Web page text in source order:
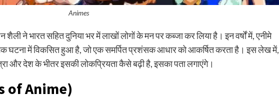
Animes
ने भारत सहित दुनिया भर में लाखों लोगों के मन पर कब्जा कर लिया है। इन वर्षों में, एनीमे
घटना में विकसित हुआ है, जो एक समर्पित प्रशंसक आधार को आकर्षित करता है। इस लेख में,
और देश के भीतर इसकी लोकप्रियता कैसे बढ़ी है, इसका पता लगाएंगे।
of Anime)